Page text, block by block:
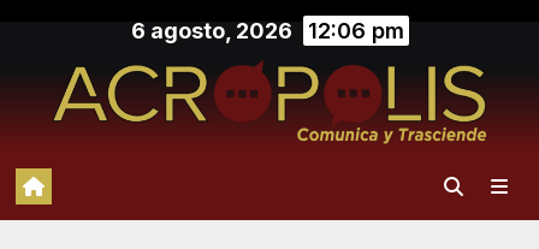
contenido
6 agosto, 2026 12:06 pm